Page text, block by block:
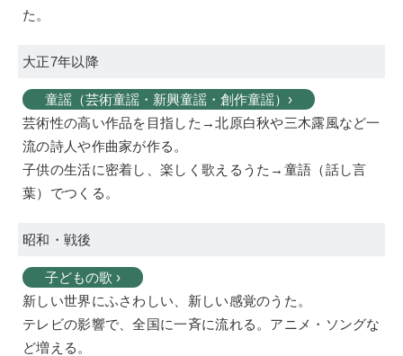
た。
大正7年以降
童謡（芸術童謡・新興童謡・創作童謡）›
芸術性の高い作品を目指した→北原白秋や三木露風など一
流の詩人や作曲家が作る。
子供の生活に密着し、楽しく歌えるうた→童語（話し言
葉）でつくる。
昭和・戦後
子どもの歌 ›
新しい世界にふさわしい、新しい感覚のうた。
テレビの影響で、全国に一斉に流れる。アニメ・ソングな
ど増える。